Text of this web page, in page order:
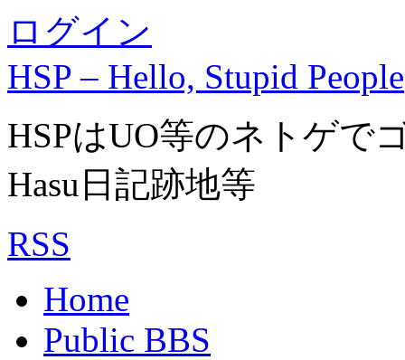
ログイン
HSP – Hello, Stupid People
HSPはUO等のネトゲで
Hasu日記跡地等
RSS
Home
Public BBS